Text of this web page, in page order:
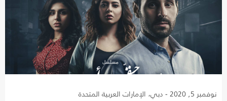
نوفمبر 5, 2020 - دبي، الإمارات العربية المتحدة